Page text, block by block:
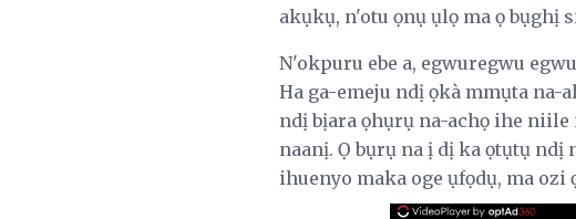
akụkụ, n'otu ọnụ ụlọ ma ọ bụghị
N'okpuru ebe a, egwuregwu
Ha ga-emeju ndị ọkà mmụta na-
ndị bịara ọhụrụ na-achọ ihe
naanị. Ọ bụrụ na ị dị ka ọtụtụ
ihuenyo maka oge ụfọdụ, ma ozi